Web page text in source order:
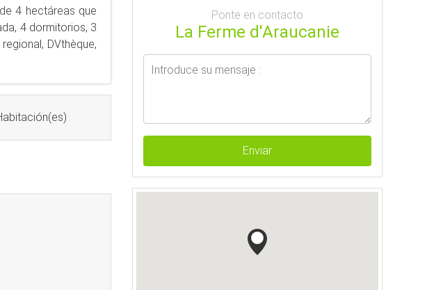
4 hectáreas que
4 dormitorios, 3
DVthèque,
Ponte en contacto
La Ferme d'Araucanie
Enviar